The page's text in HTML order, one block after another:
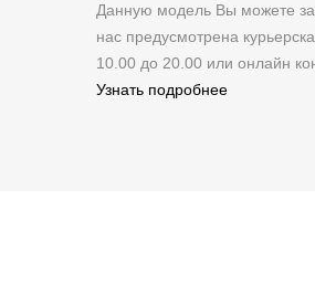
Данную модель Вы можете
нас предусмотрена
10.00 до 20.00 или онлайн
Узнать подробнее